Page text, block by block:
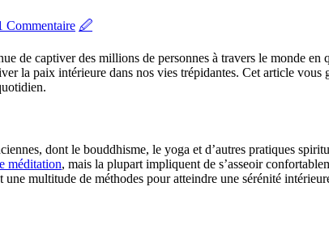
Commentaire 🖉
de captiver des millions de personnes à travers le monde
la paix intérieure dans nos vies trépidantes. Cet article
dont le bouddhisme, le yoga et d’autres pratiques
méditation, mais la plupart impliquent de s’asseoir
multitude de méthodes pour atteindre une sérénité